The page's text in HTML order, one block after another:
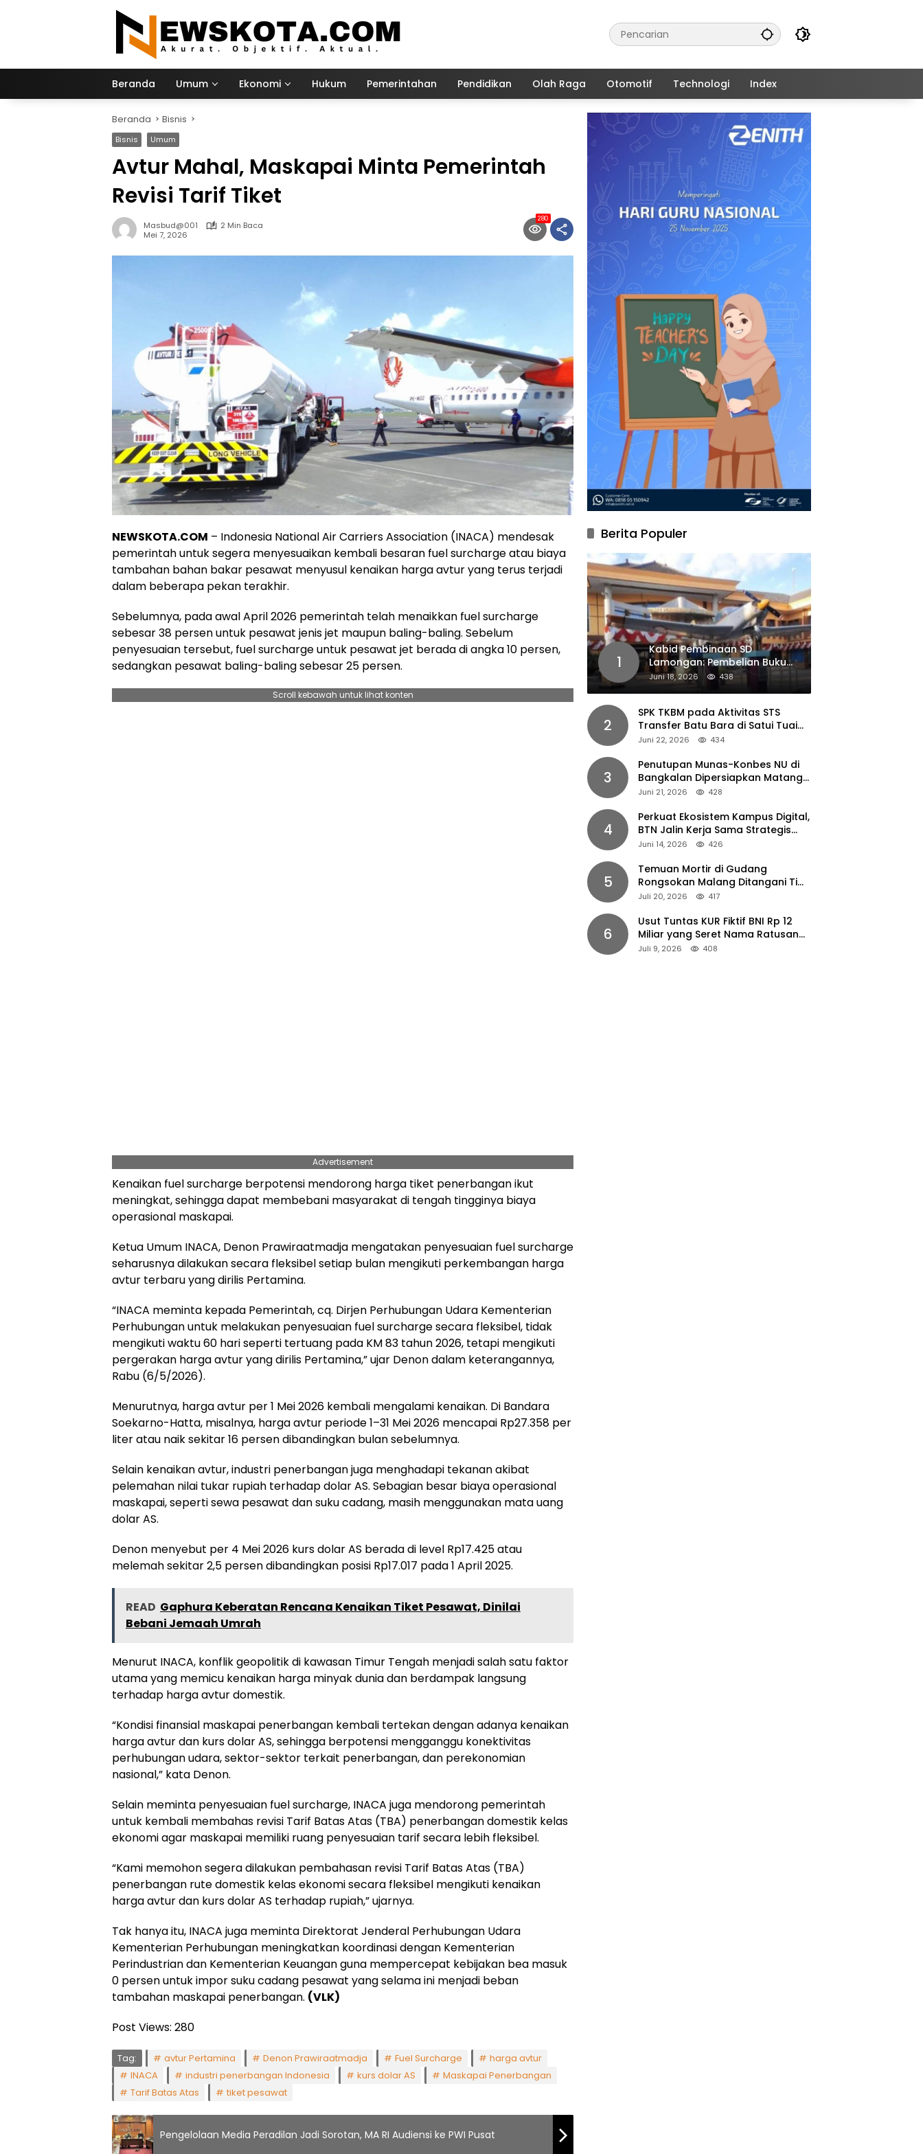
Beranda Umum Ekonomi Hukum Pemerintahan Pendidikan Olah Raga Otomotif Technologi Index
Beranda Bisnis
Bisnis Umum
Avtur Mahal, Maskapai Minta Pemerintah
Revisi Tarif Tiket
Masbud@001
2 Min Baca
Mei 7, 2026
280
NEWSKOTA.COM – Indonesia National Air Carriers Association (INACA) mendesak
pemerintah untuk segera menyesuaikan kembali besaran fuel surcharge atau biaya
tambahan bahan bakar pesawat menyusul kenaikan harga avtur yang terus terjadi
dalam beberapa pekan terakhir.
Sebelumnya, pada awal April 2026 pemerintah telah menaikkan fuel surcharge
sebesar 38 persen untuk pesawat jenis jet maupun baling-baling. Sebelum
penyesuaian tersebut, fuel surcharge untuk pesawat jet berada di angka 10 persen,
sedangkan pesawat baling-baling sebesar 25 persen.
Scroll kebawah untuk lihat konten
Advertisement
Kenaikan fuel surcharge berpotensi mendorong harga tiket penerbangan ikut
meningkat, sehingga dapat membebani masyarakat di tengah tingginya biaya
operasional maskapai.
Ketua Umum INACA, Denon Prawiraatmadja mengatakan penyesuaian fuel surcharge
seharusnya dilakukan secara fleksibel setiap bulan mengikuti perkembangan harga
avtur terbaru yang dirilis Pertamina.
“INACA meminta kepada Pemerintah, cq. Dirjen Perhubungan Udara Kementerian
Perhubungan untuk melakukan penyesuaian fuel surcharge secara fleksibel, tidak
mengikuti waktu 60 hari seperti tertuang pada KM 83 tahun 2026, tetapi mengikuti
pergerakan harga avtur yang dirilis Pertamina,” ujar Denon dalam keterangannya,
Rabu (6/5/2026).
Menurutnya, harga avtur per 1 Mei 2026 kembali mengalami kenaikan. Di Bandara
Soekarno-Hatta, misalnya, harga avtur periode 1–31 Mei 2026 mencapai Rp27.358 per
liter atau naik sekitar 16 persen dibandingkan bulan sebelumnya.
Selain kenaikan avtur, industri penerbangan juga menghadapi tekanan akibat
pelemahan nilai tukar rupiah terhadap dolar AS. Sebagian besar biaya operasional
maskapai, seperti sewa pesawat dan suku cadang, masih menggunakan mata uang
dolar AS.
Denon menyebut per 4 Mei 2026 kurs dolar AS berada di level Rp17.425 atau
melemah sekitar 2,5 persen dibandingkan posisi Rp17.017 pada 1 April 2025.
READ Gaphura Keberatan Rencana Kenaikan Tiket Pesawat, Dinilai
Bebani Jemaah Umrah
Menurut INACA, konflik geopolitik di kawasan Timur Tengah menjadi salah satu faktor
utama yang memicu kenaikan harga minyak dunia dan berdampak langsung
terhadap harga avtur domestik.
“Kondisi finansial maskapai penerbangan kembali tertekan dengan adanya kenaikan
harga avtur dan kurs dolar AS, sehingga berpotensi mengganggu konektivitas
perhubungan udara, sektor-sektor terkait penerbangan, dan perekonomian
nasional,” kata Denon.
Selain meminta penyesuaian fuel surcharge, INACA juga mendorong pemerintah
untuk kembali membahas revisi Tarif Batas Atas (TBA) penerbangan domestik kelas
ekonomi agar maskapai memiliki ruang penyesuaian tarif secara lebih fleksibel.
“Kami memohon segera dilakukan pembahasan revisi Tarif Batas Atas (TBA)
penerbangan rute domestik kelas ekonomi secara fleksibel mengikuti kenaikan
harga avtur dan kurs dolar AS terhadap rupiah,” ujarnya.
Tak hanya itu, INACA juga meminta Direktorat Jenderal Perhubungan Udara
Kementerian Perhubungan meningkatkan koordinasi dengan Kementerian
Perindustrian dan Kementerian Keuangan guna mempercepat kebijakan bea masuk
0 persen untuk impor suku cadang pesawat yang selama ini menjadi beban
tambahan maskapai penerbangan. (VLK)
Post Views: 280
Tag: avtur Pertamina Denon Prawiraatmadja Fuel Surcharge
harga avtur
INACA
industri penerbangan Indonesia kurs dolar AS
Maskapai Penerbangan
Tarif Batas Atas
tiket pesawat
Pengelolaan Media Peradilan Jadi Sorotan, MA RI Audiensi ke PWI Pusat
Berita Populer
1
Kabid Pembinaan SD
Lamongan: Pembelian Buku
Pendamping Tidak Boleh
Dipaksakan
Juni 18, 2026 438
2
SPK TKBM pada Aktivitas STS
Transfer Batu Bara di Satui Tuai
Sorotan
Juni 22, 2026 434
3
Penutupan Munas-Konbes NU di
Bangkalan Dipersiapkan Matang,
Gus Ipul Turun Tangan
Juni 21, 2026 428
4
Perkuat Ekosistem Kampus Digital,
BTN Jalin Kerja Sama Strategis
dengan UNAIR
Juni 14, 2026 426
5
Temuan Mortir di Gudang
Rongsokan Malang Ditangani Tim
Gegana Polda Jatim
Juli 20, 2026 417
6
Usut Tuntas KUR Fiktif BNI Rp 12
Miliar yang Seret Nama Ratusan
Petani Jember
Juli 9, 2026 408